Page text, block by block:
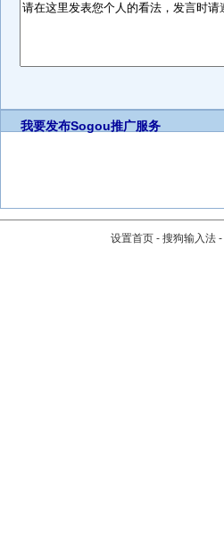
我要发布Sogou推广服务
设置首页 - 搜狗输入法 -